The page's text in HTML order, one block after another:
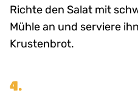
Richte den Salat mit
Mühle an und serviere
Krustenbrot.
4.